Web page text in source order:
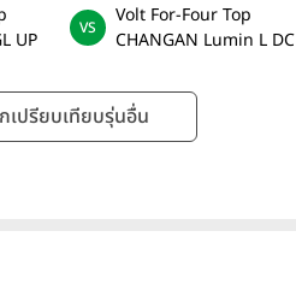
UP
Volt For-Four Top
CHANGAN Lumin L DC
เปรียบเทียบรุ่นอื่น